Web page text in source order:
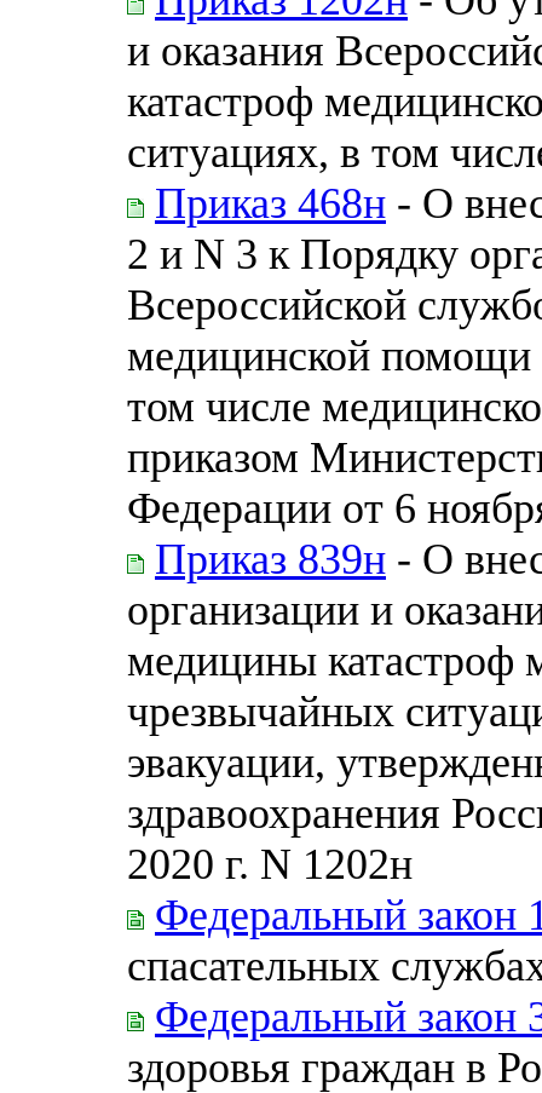
и оказания
катастроф
ситуациях, в том
Приказ 468н - О
2 и N 3 к Порядку
Всероссийской
медицинской помощи
том числе
приказом
Федерации от 6
Приказ 839н - О
организации и
медицины катастроф
чрезвычайных
эвакуации,
здравоохранения
2020 г. N 1202н
Федеральный закон
спасательных
Федеральный закон
здоровья граждан в